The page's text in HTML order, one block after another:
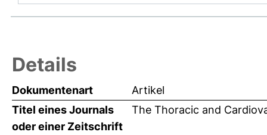
Details
Dokumentenart
Artikel
Titel eines Journals
oder einer Zeitschrift
The Thoracic and